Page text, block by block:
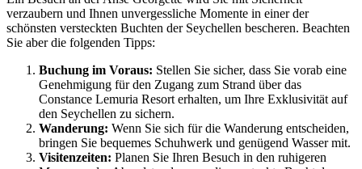
verzaubern und Ihnen unvergessliche Momente in einer der
schönsten versteckten Buchten der Seychellen bescheren. Beachten
Sie aber die folgenden Tipps:
Buchung im Voraus: Stellen Sie sicher, dass Sie vorab eine
Genehmigung für den Zugang zum Strand über das
Constance Lemuria Resort erhalten, um Ihre Exklusivität auf
den Seychellen zu sichern.
Wanderung: Wenn Sie sich für die Wanderung entscheiden,
bringen Sie bequemes Schuhwerk und genügend Wasser mit.
Visitenzeiten: Planen Sie Ihren Besuch in den ruhigeren